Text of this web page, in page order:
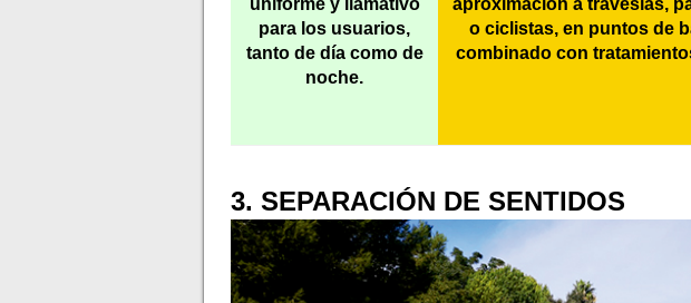
para los usuarios,
tanto de día como de
noche.
o ciclistas, en puntos de
combinado con
3. SEPARACIÓN DE SENTIDOS